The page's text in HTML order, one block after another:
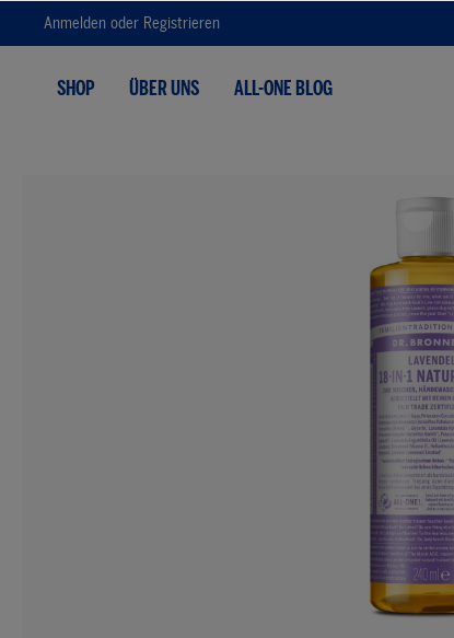
Zur Hauptnavigation springen
Anmelden oder Registrieren
SHOP ÜBER UNS ALL-ONE BLOG